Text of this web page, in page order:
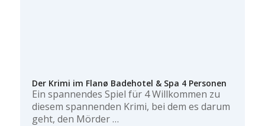
Der Krimi im Flanø Badehotel & Spa 4 Personen
Ein spannendes Spiel für 4 Willkommen zu
diesem spannenden Krimi, bei dem es darum
geht, den Mörder …